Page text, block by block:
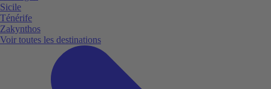
Sicile
Ténérife
Zakynthos
Voir toutes les destinations